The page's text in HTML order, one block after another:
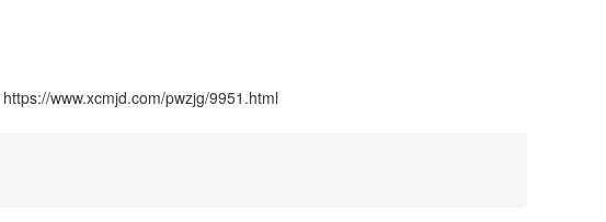
https://www.xcmjd.com/pwzjg/9951.html